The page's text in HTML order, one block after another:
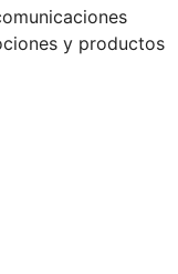
y productos